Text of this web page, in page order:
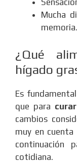
Mucha
memoria.
¿Qué
hígado
Es
que para
cambios
muy en
continuación
cotidiana.